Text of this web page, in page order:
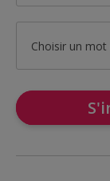
Choisir un mot